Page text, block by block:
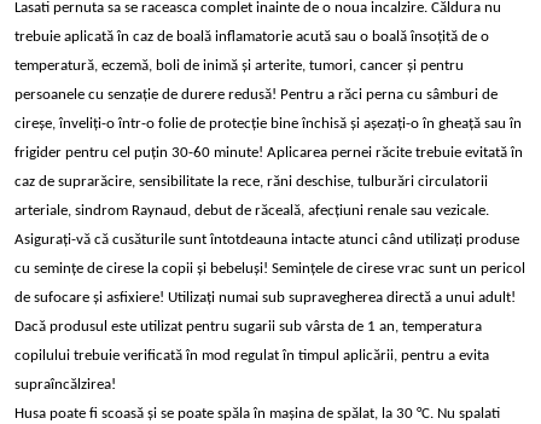
Lasati pernuta sa se raceasca complet inainte de o noua incalzire. Căldura nu
trebuie aplicată în caz de boală inflamatorie acută sau o boală însoțită de o
temperatură, eczemă, boli de inimă și arterite, tumori, cancer și pentru
persoanele cu senzație de durere redusă! Pentru a răci perna cu sâmburi de
cireșe, înveliți-o într-o folie de protecție bine închisă și așezați-o în gheață sau în
frigider pentru cel puțin 30-60 minute! Aplicarea pernei răcite trebuie evitată în
caz de suprarăcire, sensibilitate la rece, răni deschise, tulburări circulatorii
arteriale, sindrom Raynaud, debut de răceală, afecțiuni renale sau vezicale.
Asigurați-vă că cusăturile sunt întotdeauna intacte atunci când utilizați produse
cu semințe de cirese la copii și bebeluși! Semințele de cirese vrac sunt un pericol
de sufocare și asfixiere! Utilizați numai sub supravegherea directă a unui adult!
Dacă produsul este utilizat pentru sugarii sub vârsta de 1 an, temperatura
copilului trebuie verificată în mod regulat în timpul aplicării, pentru a evita
supraîncălzirea!
Husa poate fi scoasă și se poate spăla în mașina de spălat, la 30 °C. Nu spalati